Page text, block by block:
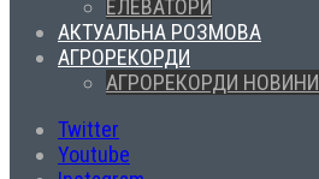
ЕЛЕВАТОРИ
АКТУАЛЬНА РОЗМОВА
АГРОРЕКОРДИ
АГРОРЕКОРДИ НОВИНИ
Twitter
Youtube